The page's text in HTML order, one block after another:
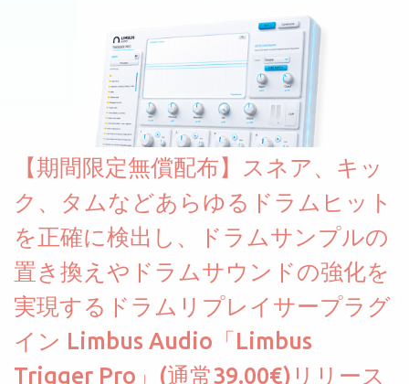
えるようになっています。総容量も7GBを超えます。複数の設定に
より音色が作りこまれているため、あらかじめアルペジオがプロ
グラムされているプリセットも多いですが、アルペジオを切るこ
とももちろんできます。 ほとんどのシンセライブラリは、音を一
度サンプリングしてベロシティで音量を調整します。 しかし、
ELYSIONは違います。ビンテージシンセを含む様々な音源から、
複数のベロシティレイヤーにわたって録音し、各レイヤーを整形
することで、弱く演奏した場合と強く演奏した場合で、全く異な
る音色が得られます。単に音量を変えただけの同じ音ではありま
せん。
【期間限定無償配布】スネア、キッ
ク、タムなどあらゆるドラムヒット
を正確に検出し、ドラムサンプルの
置き換えやドラムサウンドの強化を
実現するドラムリプレイサープラグ
イン Limbus Audio「Limbus
Trigger Pro」(通常39.00€)リリース